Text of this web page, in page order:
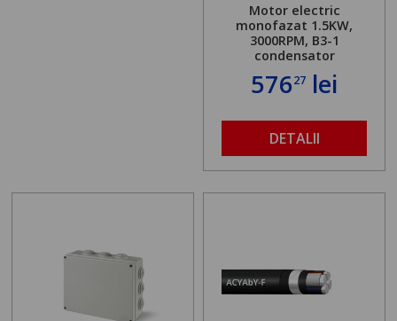
Motor electric
monofazat 1.5KW,
3000RPM, B3-1
condensator
57627 lei
DETALII